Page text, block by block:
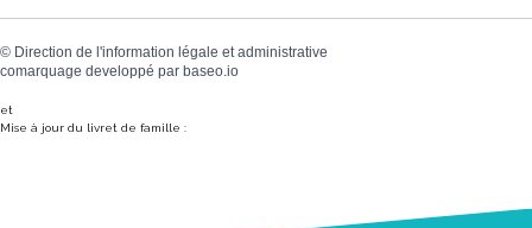
© Direction de l'information légale et administrative
comarquage developpé par baseo.io
et
Mise à jour du livret de famille :